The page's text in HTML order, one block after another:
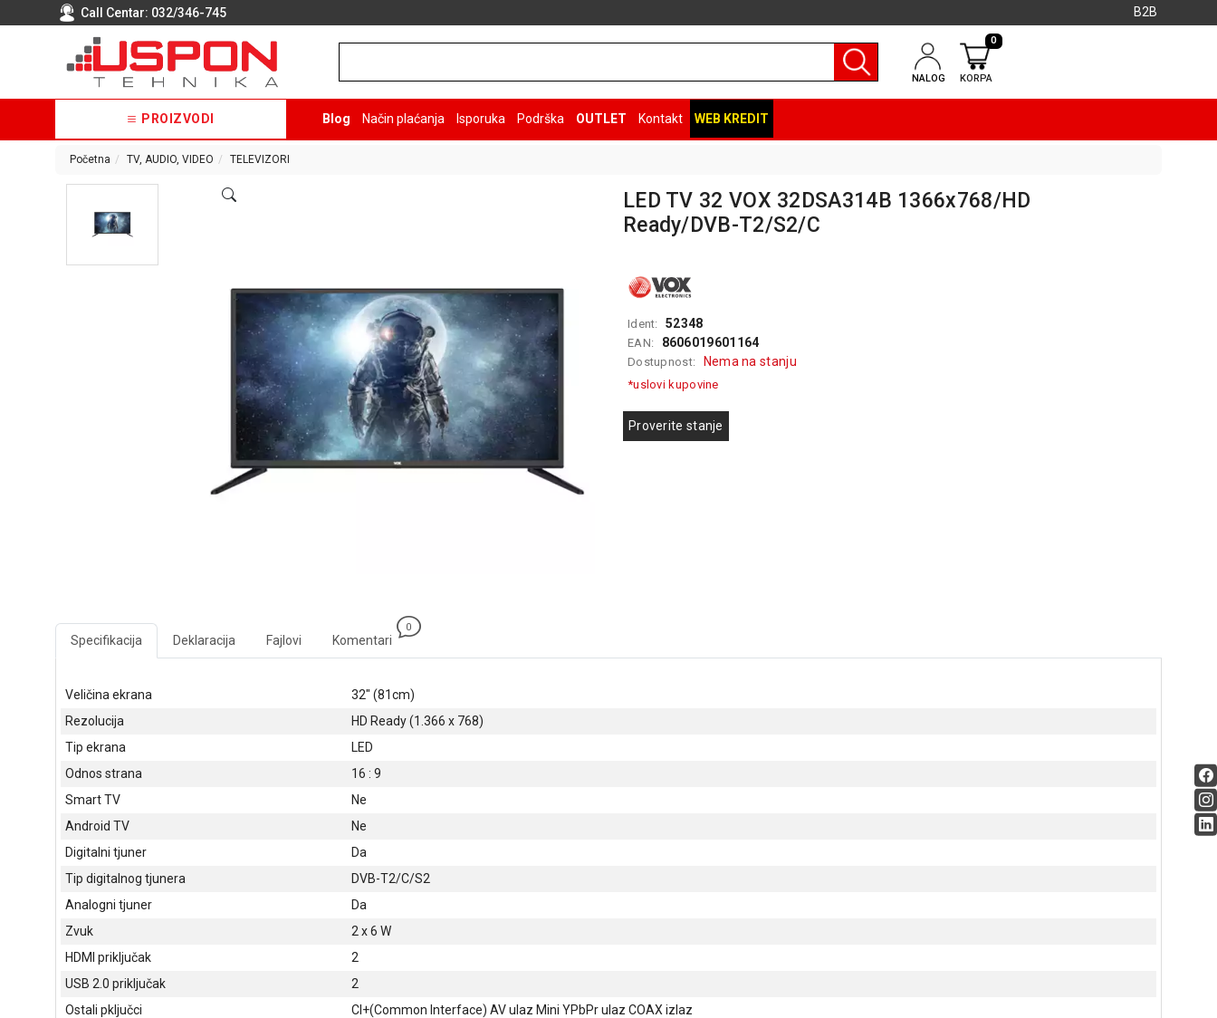
Call Centar: 032/346-745 B2B
NALOG KORPA
0
PROIZVODI Blog Način plaćanja Isporuka Podrška OUTLET Kontakt WEB KREDIT
Početna TV, AUDIO, VIDEO TELEVIZORI
LED TV 32 VOX 32DSA314B 1366x768/HD
Ready/DVB-T2/S2/C
Ident: 52348
EAN: 8606019601164
Dostupnost: Nema na stanju
*uslovi kupovine
Proverite stanje
Specifikacija Deklaracija Fajlovi Komentari
0
Veličina ekrana
32" (81cm)
Rezolucija
HD Ready (1.366 x 768)
Tip ekrana
LED
Odnos strana
16 : 9
Smart TV
Ne
Android TV
Ne
Digitalni tjuner
Da
Tip digitalnog tjunera
DVB-T2/C/S2
Analogni tjuner
Da
Zvuk
2 x 6 W
HDMI priključak
2
USB 2.0 priključak
2
Ostali pključci
CI+(Common Interface) AV ulaz Mini YPbPr ulaz COAX izlaz